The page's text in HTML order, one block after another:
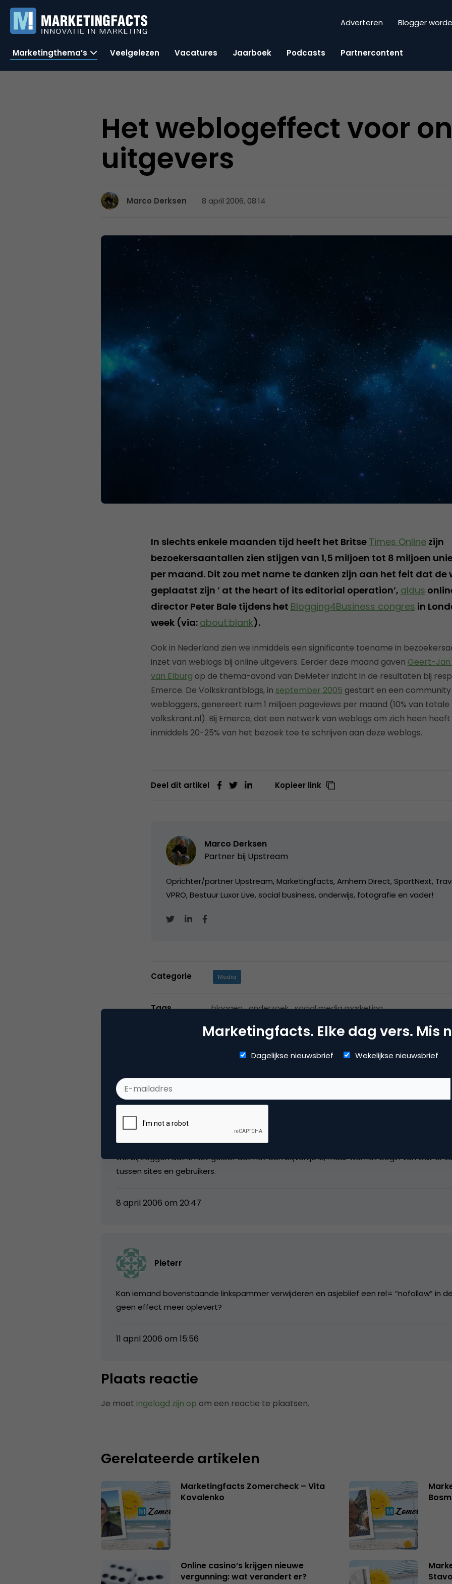
Adverteren Blogger
Marketingthema’s Veelgelezen Vacatures Jaarboek Podcasts Partnercontent
Het weblogeffect voor
uitgevers
Marco Derksen 8 april 2006, 08:14
In slechts enkele maanden tijd heeft het Britse Times Onlinezijn
bezoekersaantallen zien stijgen van 1,5 miljoen tot 8 miljoen
per maand. Dit zou met name te danken zijn aan het feit dat de
geplaatst zijn ’ at the heart of its editorial operation’, aldus
director Peter Bale tijdens het Blogging4Business congres in
week (via: about:blank).
Ook in Nederland zien we inmiddels een significante toename in
inzet van weblogs bij online uitgevers. Eerder deze maand gaven Geert-Jan
van Elburg op de thema-avond van DeMeter inzicht in de resultaten bij
Emerce. De Volkskrantblogs, in september 2005 gestart en een community
webloggers, genereert ruim 1 miljoen pageviews per maand (10% van
volkskrant.nl). Bij Emerce, dat een netwerk van weblogs om zich heen
inmiddels 20-25% van het bezoek toe te schrijven aan deze weblogs.
Deel dit artikel Kopieer link
Marco Derksen
Partner bij Upstream
Oprichter/partner Upstream, Marketingfacts, Arnhem Direct, SportNext,
VPRO, Bestuur Luxor Live, social business, onderwijs, fotografie en vader!
Categorie Media
Tags bloggen, onderzoek, social media marketing
Blijf het een mooi concept vinden, het webloggen.. Blijkt maar weer hoe effectief het is
wel bij zeggen dat ik niet geloof dat het een blijvertje is, maar wel het begin van wat er
tussen sites en gebruikers.
8 april 2006 om 20:47
Pieterr
Kan iemand bovenstaande linkspammer verwijderen en asjeblief een rel= “nofollow” in
geen effect meer oplevert?
11 april 2006 om 15:56
Plaats reactie
Je moet ingelogd zijn op om een reactie te plaatsen.
Gerelateerde artikelen
Marketingfacts Zomercheck – Vita
Kovalenko
Online casino’s krijgen nieuwe
vergunning: wat verandert er?
Marketingfacts. Elke dag vers. Mis
Dagelijkse nieuwsbrief Wekelijkse nieuwsbrief